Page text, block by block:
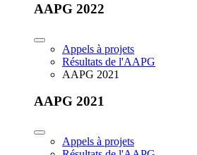
AAPG 2022
Appels à projets
Résultats de l'AAPG
AAPG 2021
AAPG 2021
Appels à projets